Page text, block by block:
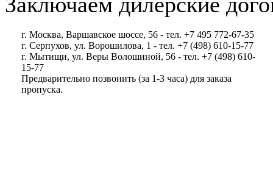
г. Москва, Варшавское шоссе, 56 - тел. +7 495 772-67-35
г. Серпухов, ул. Ворошилова, 1 - тел. +7 (498) 610-15-77
г. Мытищи, ул. Веры Волошиной, 56 - тел. +7 (498) 610-
15-77
Предварительно позвонить (за 1-3 часа) для заказа
пропуска.